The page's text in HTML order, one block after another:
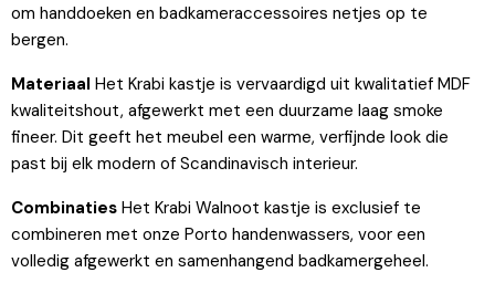
om handdoeken en badkameraccessoires netjes op te
bergen.
Materiaal Het Krabi kastje is vervaardigd uit kwalitatief MDF
kwaliteitshout, afgewerkt met een duurzame laag smoke
fineer. Dit geeft het meubel een warme, verfijnde look die
past bij elk modern of Scandinavisch interieur.
Combinaties Het Krabi Walnoot kastje is exclusief te
combineren met onze Porto handenwassers, voor een
volledig afgewerkt en samenhangend badkamergeheel.